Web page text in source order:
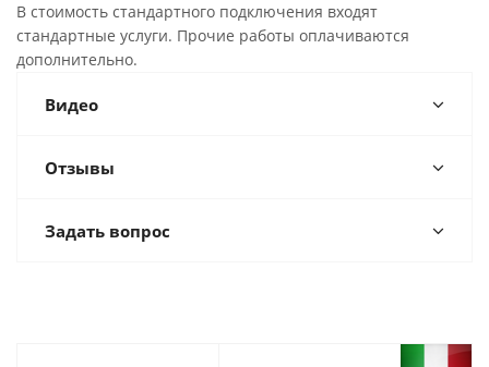
В стоимость стандартного подключения входят
стандартные услуги. Прочие работы оплачиваются
дополнительно.
Видео
Отзывы
Задать вопрос